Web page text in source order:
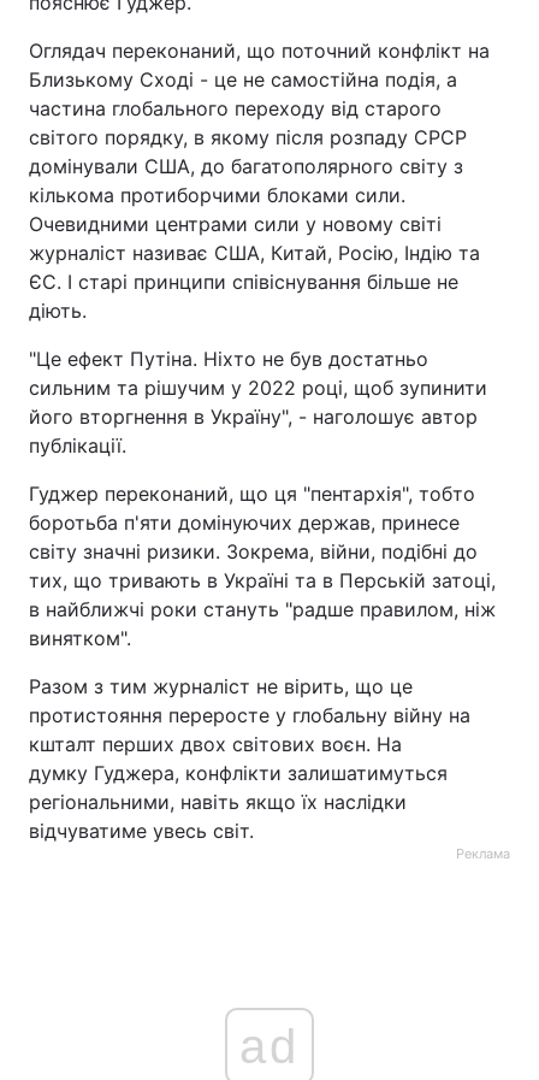
Оглядач переконаний, що поточний конфлікт на
Близькому Сході - це не самостійна подія, а
частина глобального переходу від старого
світого порядку, в якому після розпаду СРСР
домінували США, до багатополярного світу з
кількома протиборчими блоками сили.
Очевидними центрами сили у новому світі
журналіст називає США, Китай, Росію, Індію та
ЄС. І старі принципи співіснування більше не
діють.
"Це ефект Путіна. Ніхто не був достатньо
сильним та рішучим у 2022 році, щоб зупинити
його вторгнення в Україну", - наголошує автор
публікації.
Гуджер переконаний, що ця "пентархія", тобто
боротьба п'яти домінуючих держав, принесе
світу значні ризики. Зокрема, війни, подібні до
тих, що тривають в Україні та в Перській затоці,
в найближчі роки стануть "радше правилом, ніж
винятком".
Разом з тим журналіст не вірить, що це
протистояння переросте у глобальну війну на
кшталт перших двох світових воєн. На
думку Гуджера, конфлікти залишатимуться
регіональними, навіть якщо їх наслідки
відчуватиме увесь світ.
Реклама
ad